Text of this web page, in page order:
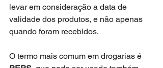
levar em consideração a data de
validade dos produtos, e não apenas
quando foram recebidos.
O termo mais comum em drogarias é